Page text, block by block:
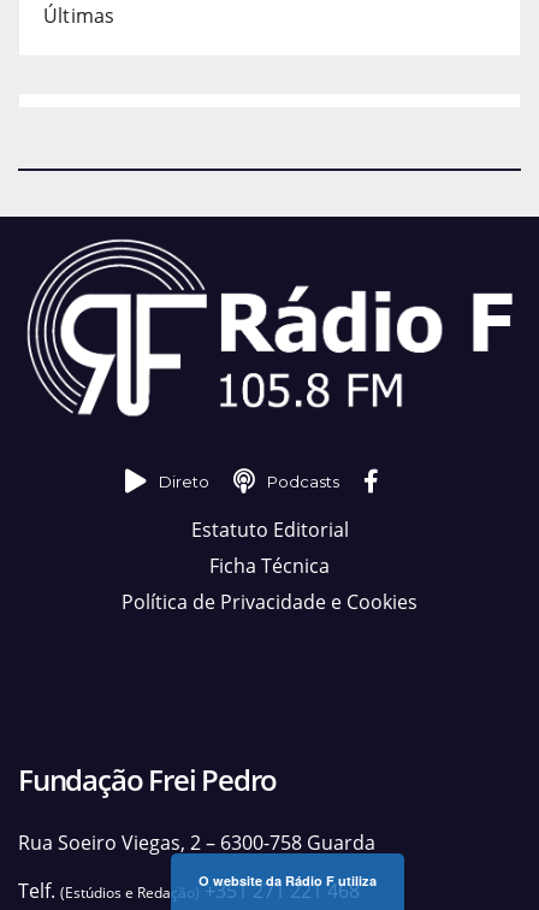
Últimas
Direto Podcasts
Estatuto Editorial
Ficha Técnica
Política de Privacidade e Cookies
Fundação Frei Pedro
Rua Soeiro Viegas, 2 – 6300-758 Guarda
Telf. (Estúdios e Redação)+351 271 221 468
O website da Rádio F utiliza